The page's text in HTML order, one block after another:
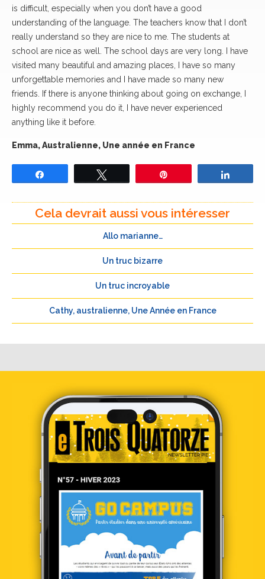
is difficult, especially when you don’t have a good
understanding of the language. The teachers know that I don’t
really understand so they are nice to me. The students at
school are nice as well. The school days are very long. I have
visited many beautiful and amazing places, I have so many
unforgettable memories and I have made so many new
friends. If there is anyone thinking about going on exchange, I
highly recommend you do it, I have never experienced
anything like it before.
Emma, Australienne, Une année en France
Cela devrait aussi vous intéresser
Allo marianne…
Un truc bizarre
Un truc incroyable
Cathy, australienne, Une Année en France